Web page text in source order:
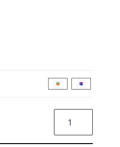
orangeblau